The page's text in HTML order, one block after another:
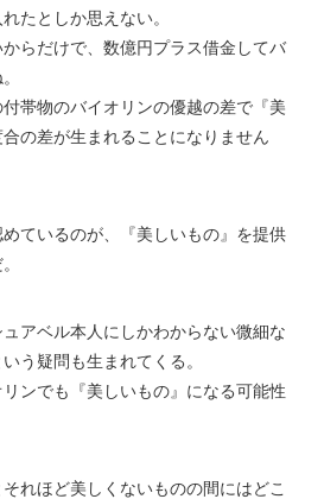
たとしか思えない。
らだけで、数億円プラス借金してバ
帯物のバイオリンの優越の差で『美
の差が生まれることになりません
ているのが、『美しいもの』を提供
アベル本人にしかわからない微細な
う疑問も生まれてくる。
ンでも『美しいもの』になる可能性
れほど美しくないものの間にはどこ